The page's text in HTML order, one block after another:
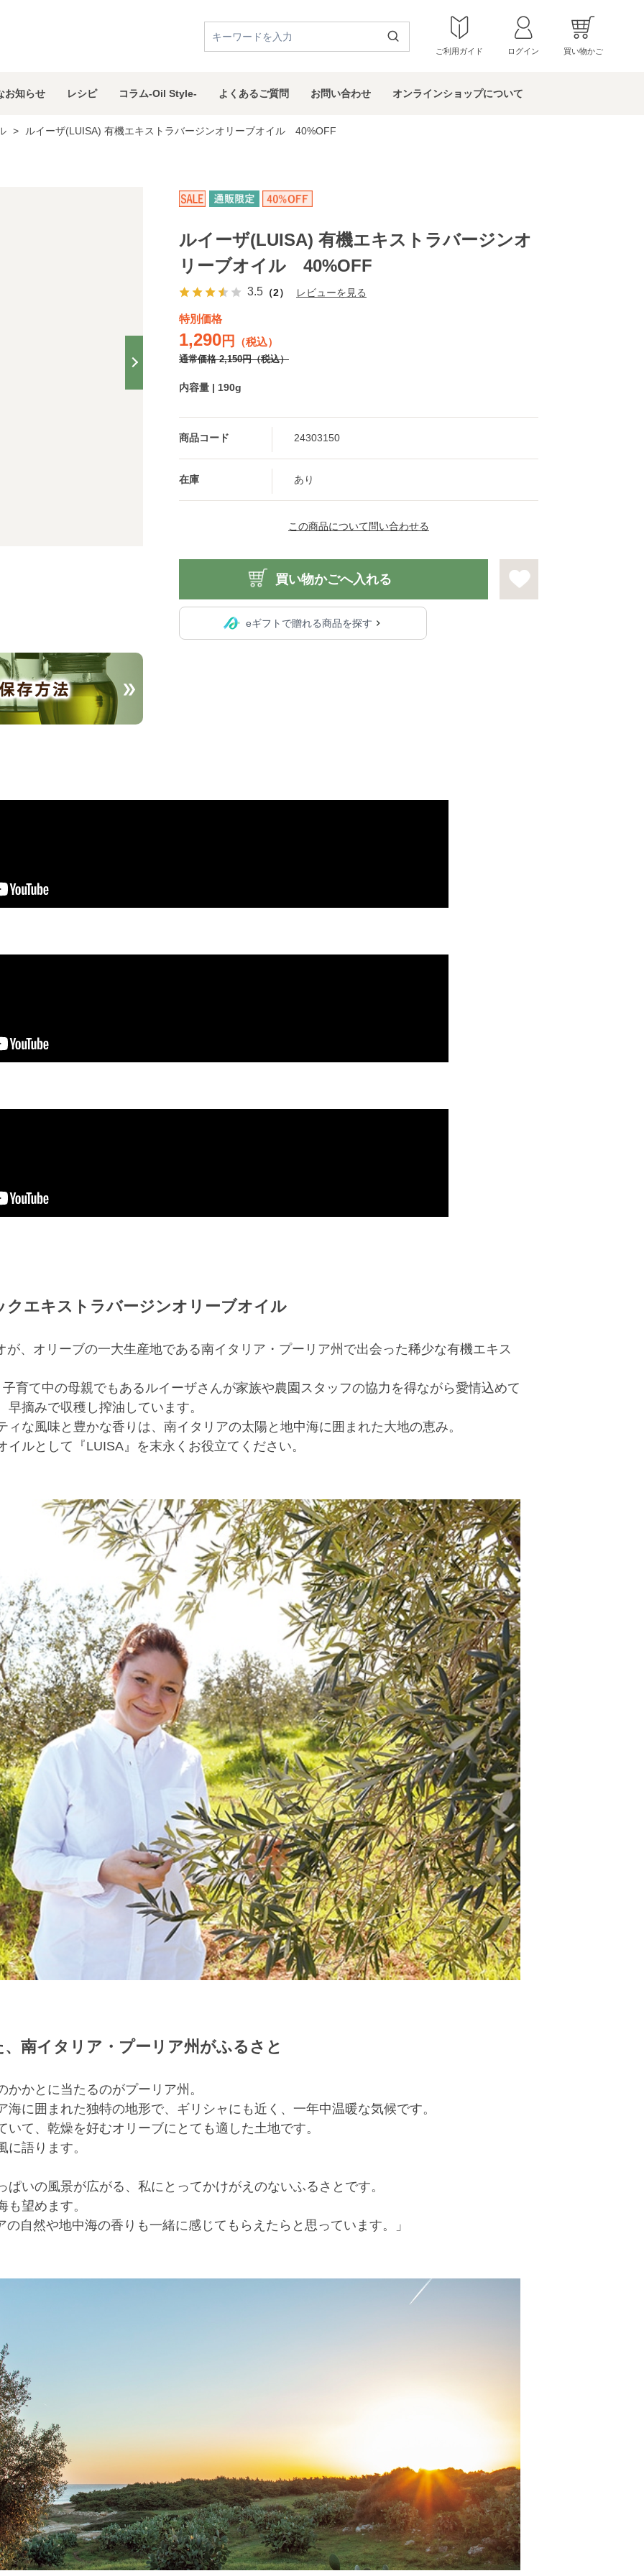
ご利用ガイド ログイン 買い物かご
お知らせ レシピ コラム-Oil Style- よくあるご質問 お問い合わせ オンラインショップについて
> ルイーザ(LUISA) 有機エキストラバージンオリーブオイル 40%OFF
クエキストラバージンオリーブオイル
、オリーブの一大生産地である南イタリア・プーリア州で出会った稀少な有機エキス
育て中の母親でもあるルイーザさんが家族や農園スタッフの協力を得ながら愛情込めて
摘みで収穫し搾油しています。
な風味と豊かな香りは、南イタリアの太陽と地中海に囲まれた大地の恵み。
ルとして『LUISA』を末永くお役立てください。
南イタリア・プーリア州がふるさと
かとに当たるのがプーリア州。
に囲まれた独特の地形で、ギリシャにも近く、一年中温暖な気候です。
て、乾燥を好むオリーブにとても適した土地です。
語ります。
いの風景が広がる、私にとってかけがえのないふるさとです。
望めます。
自然や地中海の香りも一緒に感じてもらえたらと思っています。」
内容量 | 190g
ルイーザ(LUISA) 有機エキストラバージンオ
リーブオイル 40%OFF
3.5 （2） レビューを見る
特別価格
1,290円 （税込）
通常価格2,150円（税込）
商品コード 24303150
在庫 あり
買い物かごへ入れる
eギフトで贈れる商品を探す
この商品について問い合わせる